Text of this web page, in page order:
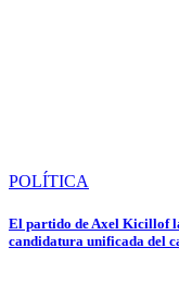
POLÍTICA
El partido de Axel Kicillof
candidatura unificada del